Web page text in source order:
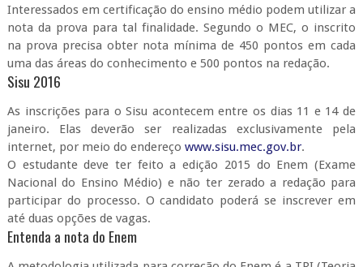
Interessados em certificação do ensino médio podem utilizar a
nota da prova para tal finalidade. Segundo o MEC, o inscrito
na prova precisa obter nota mínima de 450 pontos em cada
uma das áreas do conhecimento e 500 pontos na redação.
Sisu 2016
As inscrições para o Sisu acontecem entre os dias 11 e 14 de
janeiro. Elas deverão ser realizadas exclusivamente pela
internet, por meio do endereço www.sisu.mec.gov.br.
O estudante deve ter feito a edição 2015 do Enem (Exame
Nacional do Ensino Médio) e não ter zerado a redação para
participar do processo. O candidato poderá se inscrever em
até duas opções de vagas.
Entenda a nota do Enem